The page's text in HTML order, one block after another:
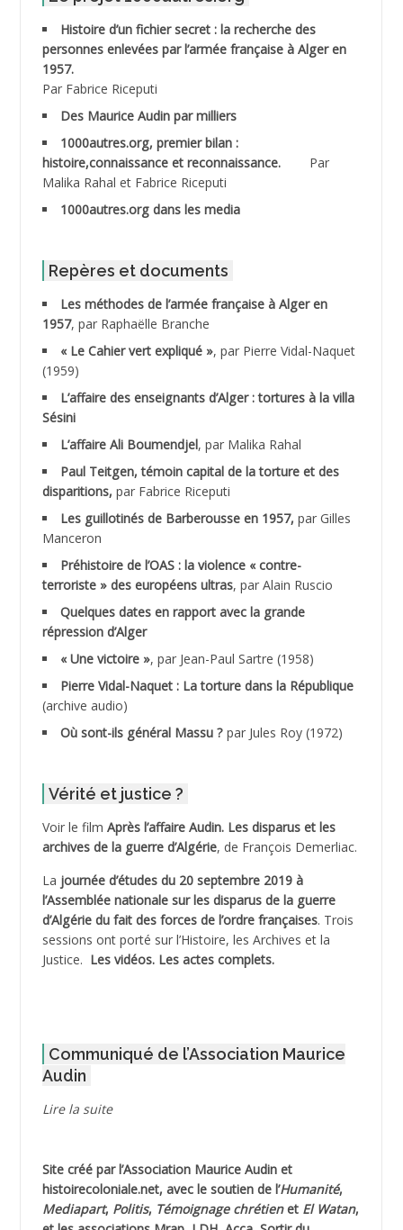
ABDELMOUMENE Ahmed
ABDESMED Mohamed ben Kaddour
ABDESSELAMI Kouider
ABDESSLEM Ahmed dit le Coiffeur
ABDOUDOU
ABID Mohamed
ABNOUN Salah
ACHACHE M.*
ACHLAF Ali
ADALMI
ADANE Ramdane *
ADDAD
ADDALA Boualem*
ADDANE
ADDECHE Rachid
ADELIOUAT Vve AIT SAADA
ADJANI Khaled
ADJAOUT
ADNI Mohamed Akli
ADOUL Arab *
AGOULMINE
AHLOUCHE Mabrouk *
AIBLIED Ahmed
Histoire d’un fichier secret : la recherche des
personnes enlevées par l’armée française à Alger en
1957.
Par Fabrice Riceputi
Des Maurice Audin par milliers
1000autres.org, premier bilan :
histoire,connaissance et reconnaissance.
Par
Malika Rahal et Fabrice Riceputi
1000autres.org dans les media
Repères et documents
Les méthodes de l’armée française à Alger en
1957, par Raphaëlle Branche
« Le Cahier vert expliqué », par Pierre Vidal-Naquet
(1959)
L’affaire des enseignants d’Alger : tortures à la villa
Sésini
L’affaire Ali Boumendjel, par Malika Rahal
Paul Teitgen, témoin capital de la torture et des
disparitions, par Fabrice Riceputi
Les guillotinés de Barberousse en 1957, par Gilles
Manceron
Préhistoire de l’OAS : la violence « contre-
terroriste » des européens ultras, par Alain Ruscio
Quelques dates en rapport avec la grande
répression d’Alger
« Une victoire », par Jean-Paul Sartre (1958)
Pierre Vidal-Naquet : La torture dans la République
(archive audio)
Où sont-ils général Massu ? par Jules Roy (1972)
Vérité et justice ?
Voir le film Après l’affaire Audin. Les disparus et les
archives de la guerre d’Algérie, de François Demerliac.
La journée d’études du 20 septembre 2019 à
l’Assemblée nationale sur les disparus de la guerre
d’Algérie du fait des forces de l’ordre françaises. Trois
sessions ont porté sur l’Histoire, les Archives et la
Justice. Les vidéos. Les actes complets.
Communiqué de l’Association Maurice
Audin
Lire la suite
Site créé par l’Association Maurice Audinet
histoirecoloniale.net, avec le soutien de l’Humanité,
Mediapart, Politis, Témoignage chrétienet El Watan,